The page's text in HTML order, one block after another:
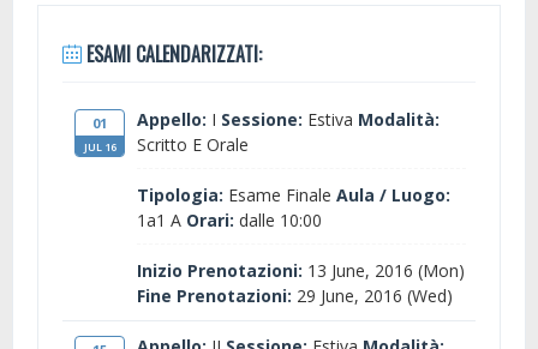
ESAMI CALENDARIZZATI:
01
JUL 16
Appello: I Sessione: Estiva Modalità:
Scritto E Orale
Tipologia: Esame Finale Aula / Luogo:
1a1 A Orari: dalle 10:00
Inizio Prenotazioni: 13 June, 2016 (Mon)
Fine Prenotazioni: 29 June, 2016 (Wed)